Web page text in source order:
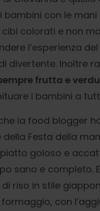
bambini con le mani
colorati e non
l’esperienza
divertente. Inoltre
frutta e
i bambini a
la food blogger
Festa della
goloso e
sano e completo.
riso in stile
con